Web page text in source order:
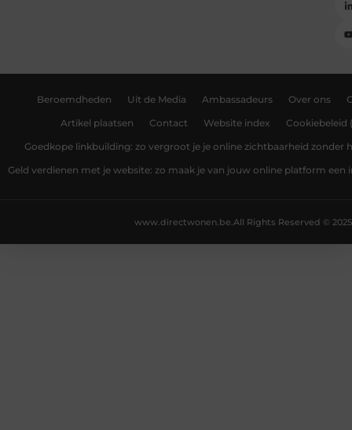
Beroemdheden Uit de Media Ambassadeurs Over ons
Artikel plaatsen Contact Website index Cookiebeleid
Goedkope linkbuilding: zo vergroot je je online zichtbaarheid zonder
Geld verdienen met je website: zo maak je van jouw online platform
All Rights Reserved © 2025
www.directwonen.be.